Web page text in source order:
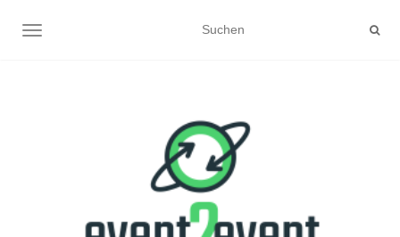
NAVIGATION UMSCHALTEN